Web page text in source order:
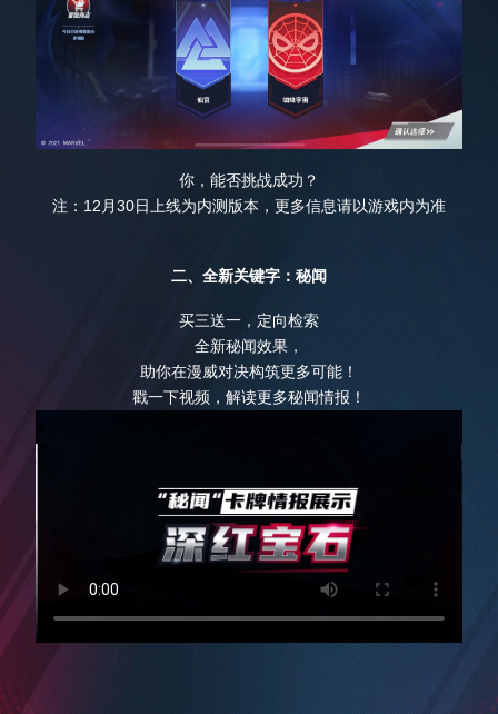
你，能否挑战成功？
注：12月30日上线为内测版本，更多信息请以游戏内为准
二、全新关键字：秘闻
买三送一，定向检索
全新秘闻效果，
助你在漫威对决构筑更多可能！
戳一下视频，解读更多秘闻情报！